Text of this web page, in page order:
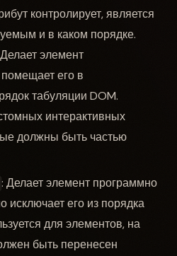
контролирует, является
и в каком порядке.
элемент
его в
табуляции DOM.
интерактивных
должны быть частью
: Делает элемент программно
исключает его из порядка
для элементов, на
быть перенесен